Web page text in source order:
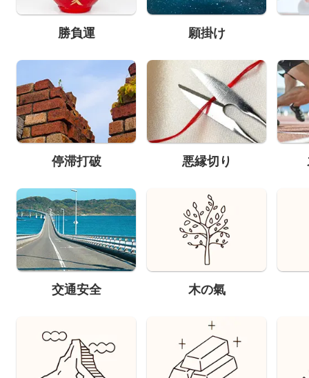
勝負運 願掛け
停滞打破 悪縁切り
交通安全 木の氣